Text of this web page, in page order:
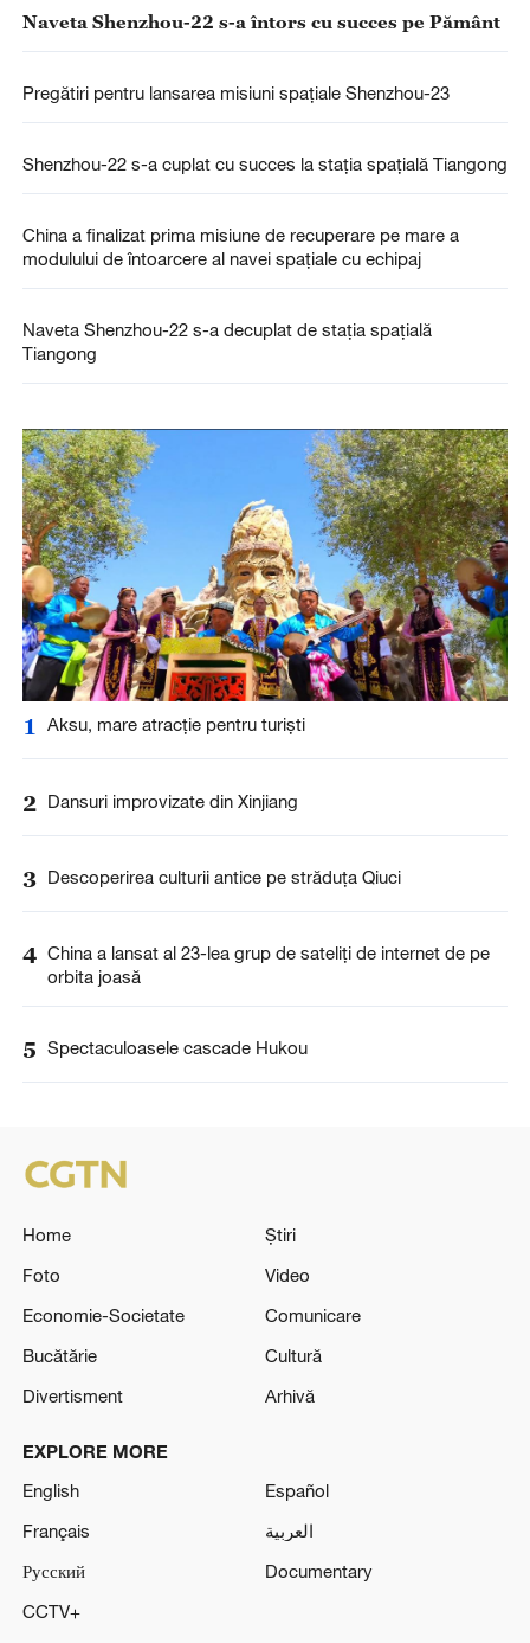
Naveta Shenzhou-22 s-a întors cu succes pe Pământ
Pregătiri pentru lansarea misiuni spațiale Shenzhou-23
Shenzhou-22 s-a cuplat cu succes la stația spațială Tiangong
China a finalizat prima misiune de recuperare pe mare a
modulului de întoarcere al navei spațiale cu echipaj
Naveta Shenzhou-22 s-a decuplat de stația spațială
Tiangong
1 Aksu, mare atracție pentru turiști
2 Dansuri improvizate din Xinjiang
3 Descoperirea culturii antice pe străduța Qiuci
4 China a lansat al 23-lea grup de sateliți de internet de pe
orbita joasă
5 Spectaculoasele cascade Hukou
Home
Știri
Foto
Video
Economie-Societate
Comunicare
Bucătărie
Cultură
Divertisment
Arhivă
EXPLORE MORE
English
Español
Français
العربية
Русский
Documentary
CCTV+